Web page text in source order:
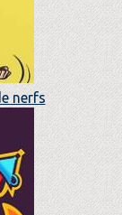
nerfs